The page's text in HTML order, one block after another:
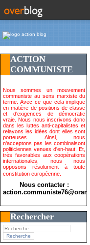
ACTION
COMMUNISTE
Nous sommes un mouvement
communiste au sens marxiste du
terme. Avec ce que cela implique
en matière de positions de classe
et d'exigences de démocratie
vraie. Nous nous inscrivons donc
dans les luttes anti-capitalistes et
relayons les idées dont elles sont
porteuses. Ainsi, nous
n'acceptons pas les combinaisont
politiciennes venues d'en-haut. Et,
très favorables aux coopérations
internationales, nous nous
opposons résolument à toute
constitution européenne.
Nous contacter :
Rechercher